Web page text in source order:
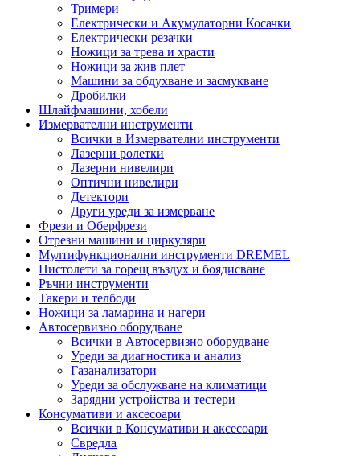
Тримери
Електрически и Акумулаторни Косачки
Електрически резачки
Ножици за трева и храсти
Ножици за жив плет
Машини за обдухване и засмукване
Дробилки
Шлайфмашини, хобели
Измервателни инструменти
Всички в Измервателни инструменти
Лазерни ролетки
Лазерни нивелири
Оптични нивелири
Детектори
Други уреди за измерване
Фрези и Оберфрези
Отрезни машини и циркуляри
Мултифункционални инструменти DREMEL
Пистолети за горещ въздух и боядисване
Ръчни инструменти
Такери и телбоди
Ножици за ламарина и нагери
Автосервизно оборудване
Всички в Автосервизно оборудване
Уреди за диагностика и анализ
Газанализатори
Уреди за обслужване на климатици
Зарядни устройства и тестери
Консумативи и аксесоари
Всички в Консумативи и аксесоари
Свредла